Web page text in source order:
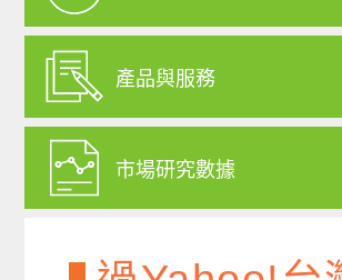
產品與服務
市場研究數據